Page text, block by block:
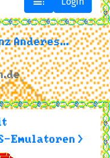
Anderes...
Emulatoren >